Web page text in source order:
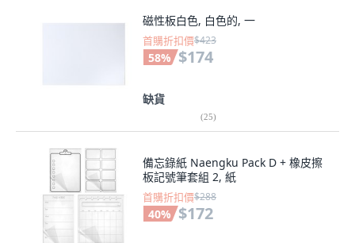
磁性板白色, 白色的, 一
首購折扣價$423
58% $174
缺貨
(25)
備忘錄紙 Naengku Pack D + 橡皮擦
板記號筆套組 2, 紙
首購折扣價$288
40% $172